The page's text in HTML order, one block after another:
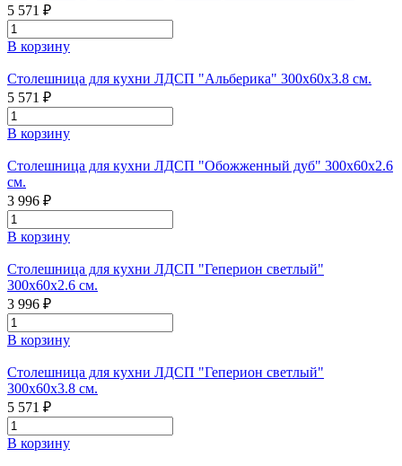
5 571 ₽
В корзину
Столешница для кухни ЛДСП "Альберика" 300x60x3.8 см.
5 571 ₽
В корзину
Столешница для кухни ЛДСП "Обожженный дуб" 300x60x2.6
см.
3 996 ₽
В корзину
Столешница для кухни ЛДСП "Геперион светлый"
300x60x2.6 см.
3 996 ₽
В корзину
Столешница для кухни ЛДСП "Геперион светлый"
300x60x3.8 см.
5 571 ₽
В корзину